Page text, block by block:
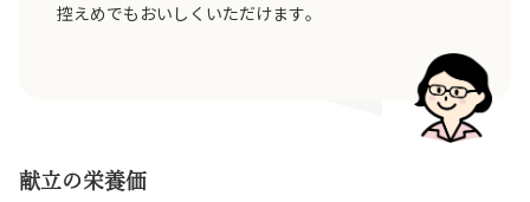
控えめでもおいしくいただけます。
献立の栄養価